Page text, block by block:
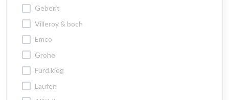
geberit
villeroy & boch
emco
grohe
fürd.kieg
laufen